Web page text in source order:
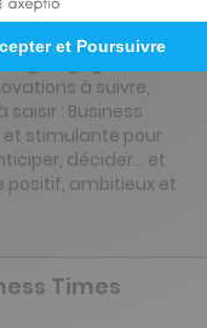
inspire, vous alerte
avec audace et
gagnantes,
à suivre,
saisir : Business
stimulante pour
décider… et
positif, ambitieux et
Times